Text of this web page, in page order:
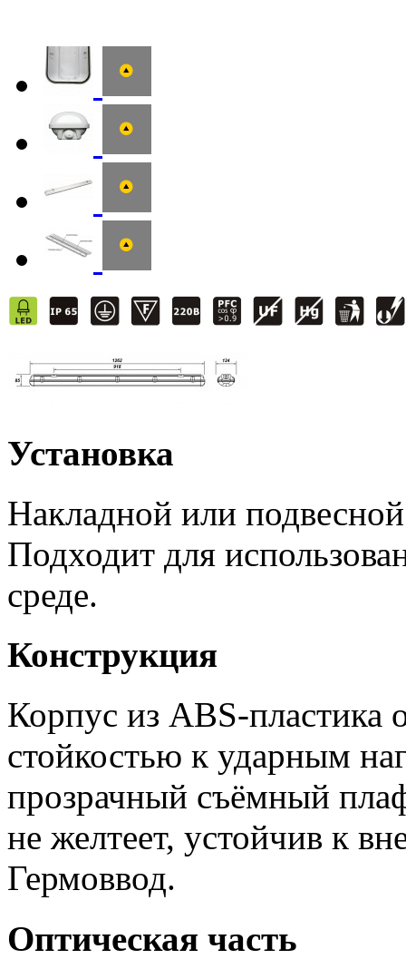
Установка
Накладной или
Подходит для
среде.
Конструкция
Корпус из ABS-пластика
стойкостью к ударным
прозрачный съёмный
не желтеет, устойчив к
Гермоввод.
Оптическая часть